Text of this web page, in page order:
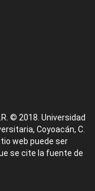
© 2018. Universidad
Coyoacán, C.
web puede ser
se cite la fuente de